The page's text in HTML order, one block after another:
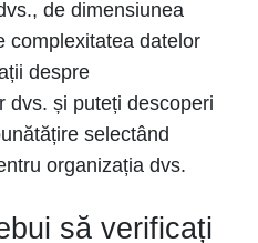
de dimensiunea
complexitatea datelor
despre
dvs. și puteți descoperi
selectând
organizația dvs.
să verificați